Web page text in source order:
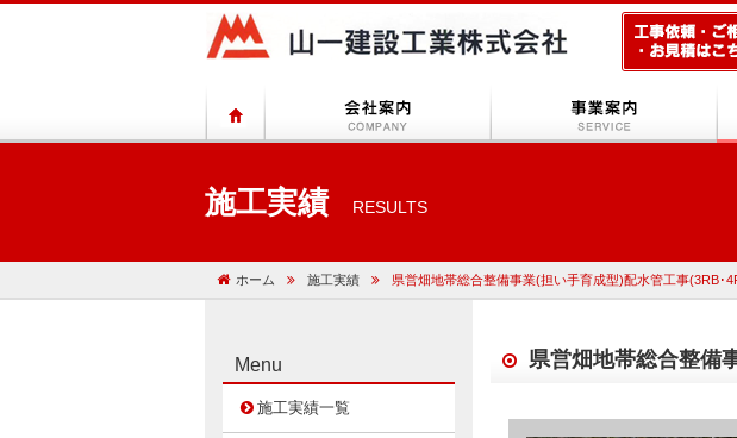
施工実績 RESULTS
ホーム 施工実績 県営畑地帯総合整備事業(担い手育成型)配水管工事(3RB･
県営畑地帯総合整備
Menu
施工実績一覧